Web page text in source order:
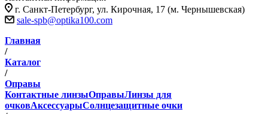
г. Санкт-Петербург, ул. Кирочная, 17 (м. Чернышевская)
sale-spb@optika100.com
Главная
/
Каталог
/
Оправы
Контактные линзыОправыЛинзы для
очковАксессуарыСолнцезащитные очки